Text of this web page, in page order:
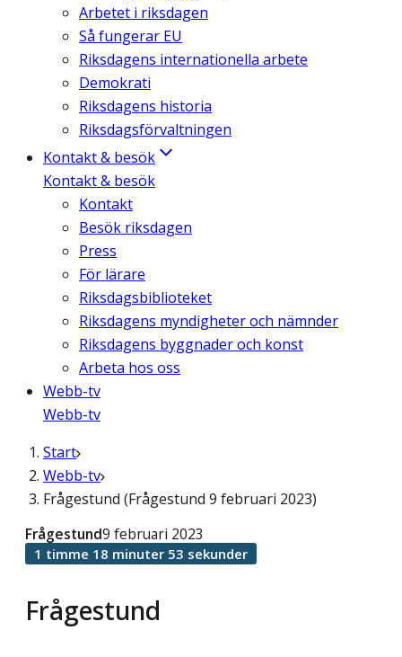
Arbetet i riksdagen
Så fungerar EU
Riksdagens internationella arbete
Demokrati
Riksdagens historia
Riksdagsförvaltningen
Kontakt & besök
Kontakt & besök
Kontakt
Besök riksdagen
Press
För lärare
Riksdagsbiblioteket
Riksdagens myndigheter och nämnder
Riksdagens byggnader och konst
Arbeta hos oss
Webb-tv
Webb-tv
Start
Webb-tv
Frågestund (Frågestund 9 februari 2023)
Frågestund
Frågestund9 februari 2023
1 timme 18 minuter 53 sekunder